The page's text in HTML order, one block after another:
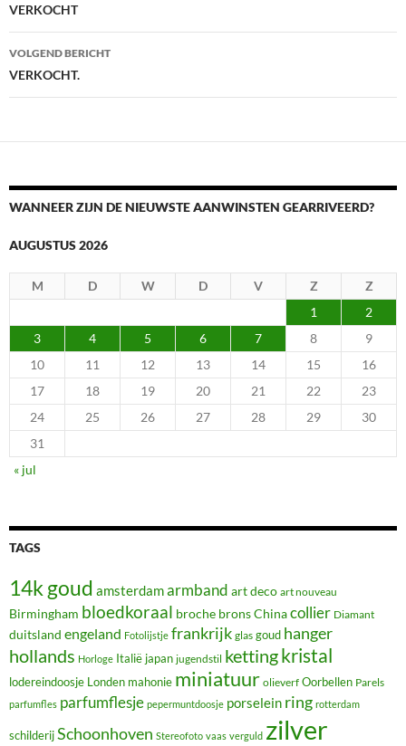
VERKOCHT
VOLGEND BERICHT
VERKOCHT.
WANNEER ZIJN DE NIEUWSTE AANWINSTEN GEARRIVEERD?
AUGUSTUS 2026
M D W D V Z
Z
1
2
3
4 5 6 7 8
9
10
11 12 13 14 15
16
17
18 19 20 21 22
23
24
25 26 27 28 29
30
31
« jul
TAGS
14k goud amsterdamarmband art deco art nouveau
Birmingham bloedkoraal broche bronsChinacollier Diamant
duitsland engeland Fotolijstje frankrijk glas goud hanger
hollands Horloge Italië japan jugendstil kettingkristal
lodereindoosje Londen mahonie miniatuur olieverf Oorbellen Parels
parfumfles parfumflesje pepermuntdoosje porselein ring rotterdam
schilderijSchoonhoven Stereofoto vaas verguld zilver